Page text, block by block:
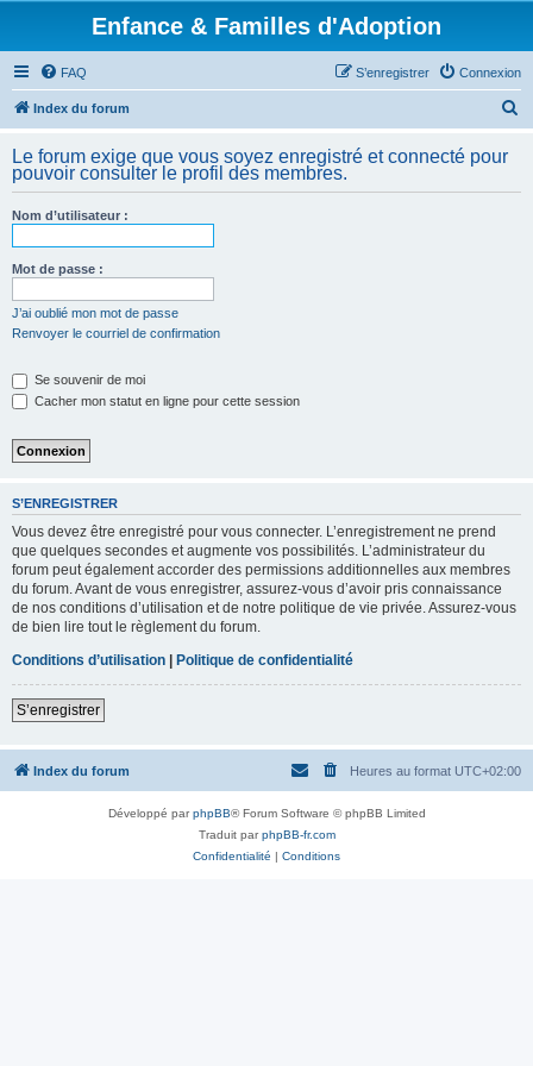
Enfance & Familles d'Adoption
FAQ Connexion
S’enregistrer
Index du forum
h
Le forum exige que vous soyez enregistré et connecté pour
pouvoir consulter le profil des membres.
Nom d’utilisateur :
Mot de passe :
J’ai oublié mon mot de passe
Renvoyer le courriel de confirmation
Se souvenir de moi
Cacher mon statut en ligne pour cette session
S’ENREGISTRER
Vous devez être enregistré pour vous connecter. L’enregistrement ne prend
que quelques secondes et augmente vos possibilités. L’administrateur du
forum peut également accorder des permissions additionnelles aux membres
du forum. Avant de vous enregistrer, assurez-vous d’avoir pris connaissance
de nos conditions d’utilisation et de notre politique de vie privée. Assurez-vous
de bien lire tout le règlement du forum.
Conditions d’utilisation | Politique de confidentialité
S’enregistrer
Index du forum Heures au format UTC+02:00
Développé parphpBB® Forum Software © phpBB Limited
Traduit parphpBB-fr.com
Confidentialité | Conditions